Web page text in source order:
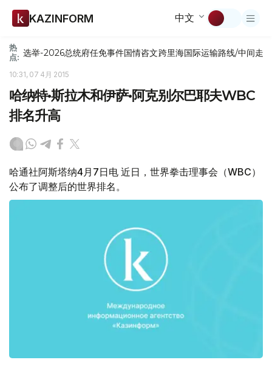
KAZINFORM 中文
热
点: 选举-2026总统府任免事件国情咨文跨里海国际运输路线/中间走廊
10:31, 07 4月 2015
哈纳特•斯拉木和伊萨•阿克别尔巴耶夫WBC
排名升高
哈通社阿斯塔纳4月7日电 近日，世界拳击理事会（WBC）
公布了调整后的世界排名。